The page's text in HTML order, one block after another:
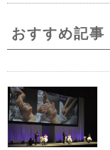
おすすめ記事